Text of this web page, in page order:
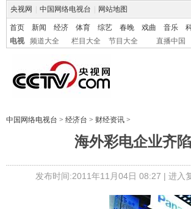
央视网 中国网络电视台 网站地图
首页 新闻 经济 体育 综艺 春晚 戏曲 音乐
电视
频道大全 栏目大全 节目大全 直播中国
中国网络电视台 > 经济台 > 财经资讯 >
海外彩电企业齐
发布时间:2011年11月04日 08:27 | 进入